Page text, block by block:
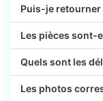
Puis-je retourner
Les pièces sont-
Quels sont les
Les photos